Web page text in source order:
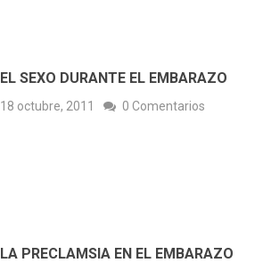
EL SEXO DURANTE EL EMBARAZO
18 octubre, 2011 0 Comentarios
LA PRECLAMSIA EN EL EMBARAZO